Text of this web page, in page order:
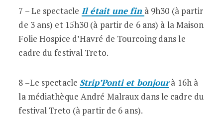
7 – Le spectacle Il était une fin à 9h30 (à partir
de 3 ans) et 15h30 (à partir de 6 ans) à la Maison
Folie Hospice d’Havré de Tourcoing dans le
cadre du festival Treto.
8 –Le spectacle Strip’Ponti et bonjourà 16h à
la médiathèque André Malraux dans le cadre du
festival Treto (à partir de 6 ans).